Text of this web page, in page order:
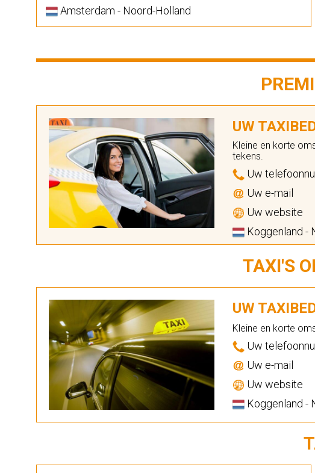
Amsterdam - Noord-Holland
UW
Kleine en korte
tekens.
Uw
Uw e-mail
Uw website
Koggenland -
TAXI'S
UW
Kleine en korte
Uw
Uw e-mail
Uw website
Koggenland -